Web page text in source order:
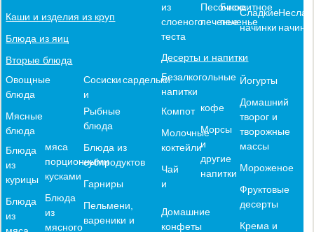
Каши и изделия из круп
Блюда из яиц
Вторые блюда
Овощные
блюда
Мясные
блюда
Блюда
из
курицы
Блюда
из
мяса
порционными
кусками
Блюда
из
мясного
Сосиски
и
сардельки
Рыбные
блюда
Блюда из
субпродуктов
Гарниры
Пельмени,
вареники и
из
слоеного
теста
Песочное
печенье
Бисквитное
печенье
Сладкие
начинки
Десерты и напитки
Безалкогольные
напитки
Компот
Молочные
коктейли
Чай
и
кофе
Морсы
и
другие
напитки
Домашние
конфеты
Йогурты
Домашний
творог и
творожные
массы
Мороженое
Фруктовые
десерты
Крема и